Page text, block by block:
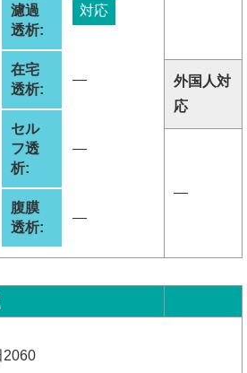
濾過
透析:
対応
在宅
透析:
―
セル
フ透
析:
―
腹膜
透析:
―
外国人対
応
―
2060